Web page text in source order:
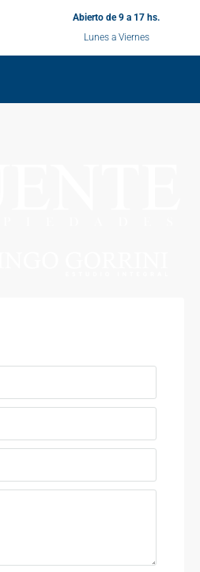
Abierto de 9 a 17 hs.
Lunes a Viernes